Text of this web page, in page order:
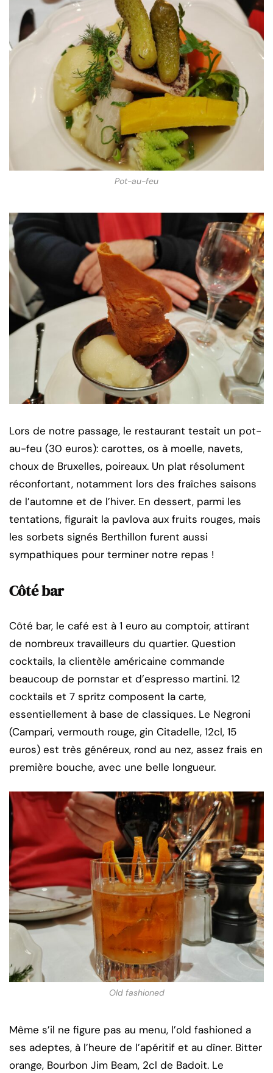
Pot-au-feu
Lors de notre passage, le restaurant testait un pot-
au-feu (30 euros): carottes, os à moelle, navets,
choux de Bruxelles, poireaux. Un plat résolument
réconfortant, notamment lors des fraîches saisons
de l’automne et de l’hiver. En dessert, parmi les
tentations, figurait la pavlova aux fruits rouges, mais
les sorbets signés Berthillon furent aussi
sympathiques pour terminer notre repas !
Côté bar
Côté bar, le café est à 1 euro au comptoir, attirant
de nombreux travailleurs du quartier. Question
cocktails, la clientèle américaine commande
beaucoup de pornstar et d’espresso martini. 12
cocktails et 7 spritz composent la carte,
essentiellement à base de classiques. Le Negroni
(Campari, vermouth rouge, gin Citadelle, 12cl, 15
euros) est très généreux, rond au nez, assez frais en
première bouche, avec une belle longueur.
Old fashioned
Même s’il ne figure pas au menu, l’old fashioned a
ses adeptes, à l’heure de l’apéritif et au dîner. Bitter
orange, Bourbon Jim Beam, 2cl de Badoit. Le